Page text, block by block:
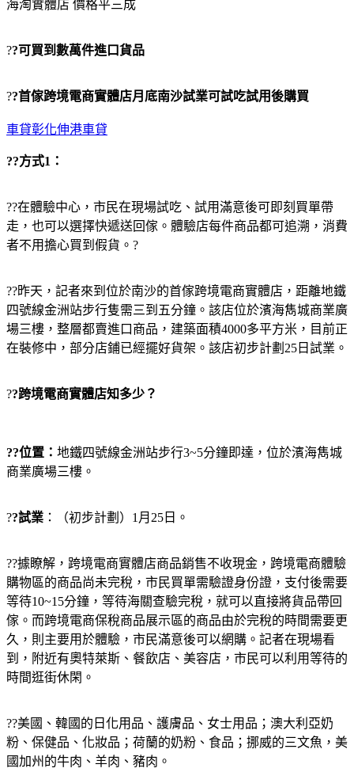
海淘實體店 價格平三成
??可買到數萬件進口貨品
??首傢跨境電商實體店月底南沙試業可試吃試用後購買
車貸彰化伸港車貸
??方式1：
??在體驗中心，市民在現場試吃、試用滿意後可即刻買單帶
走，也可以選擇快遞送回傢。體驗店每件商品都可追溯，消費
者不用擔心買到假貨。?
??昨天，記者來到位於南沙的首傢跨境電商實體店，距離地鐵
四號線金洲站步行隻需三到五分鐘。該店位於濱海雋城商業廣
場三樓，整層都賣進口商品，建築面積4000多平方米，目前正
在裝修中，部分店鋪已經擺好貨架。該店初步計劃25日試業。
??跨境電商實體店知多少？
??位置： 地鐵四號線金洲站步行3~5分鐘即達，位於濱海雋城
商業廣場三樓。
??試業 ：（初步計劃）1月25日。
??據瞭解，跨境電商實體店商品銷售不收現金，跨境電商體驗
購物區的商品尚未完稅，市民買單需驗證身份證，支付後需要
等待10~15分鐘，等待海關查驗完稅，就可以直接將貨品帶回
傢。而跨境電商保稅商品展示區的商品由於完稅的時間需要更
久，則主要用於體驗，市民滿意後可以網購。記者在現場看
到，附近有奧特萊斯、餐飲店、美容店，市民可以利用等待的
時間逛街休閑。
??美國、韓國的日化用品、護膚品、女士用品；澳大利亞奶
粉、保健品、化妝品；荷蘭的奶粉、食品；挪威的三文魚，美
國加州的牛肉、羊肉、豬肉。